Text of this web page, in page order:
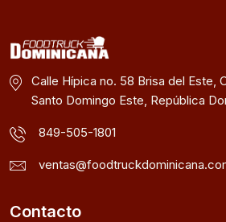
Calle Hípica no. 58 Brisa del Este,
Santo Domingo Este, República
849-505-1801
Contacto